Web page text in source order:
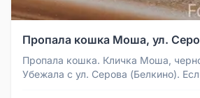
Пропала кошка Моша, ул.
Пропала кошка. Кличка Моша,
Убежала с ул. Серова (Белкино).